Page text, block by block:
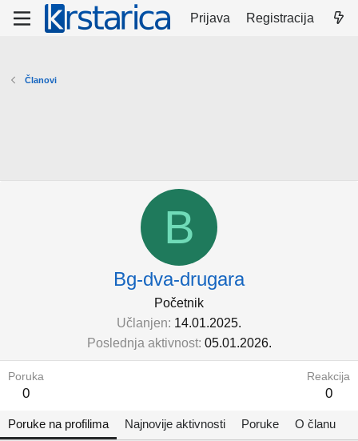
Prijava Registracija
Članovi
B
Bg-dva-drugara
Početnik
Učlanjen 14.01.2025.
Poslednja aktivnost 05.01.2026.
Poruka
0
Reakcija
0
Poruke na profilima Najnovije aktivnosti Poruke O članu